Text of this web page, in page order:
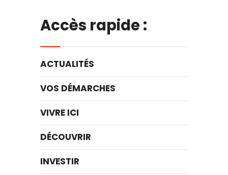
Accès rapide :
ACTUALITÉS
VOS DÉMARCHES
VIVRE ICI
DÉCOUVRIR
INVESTIR